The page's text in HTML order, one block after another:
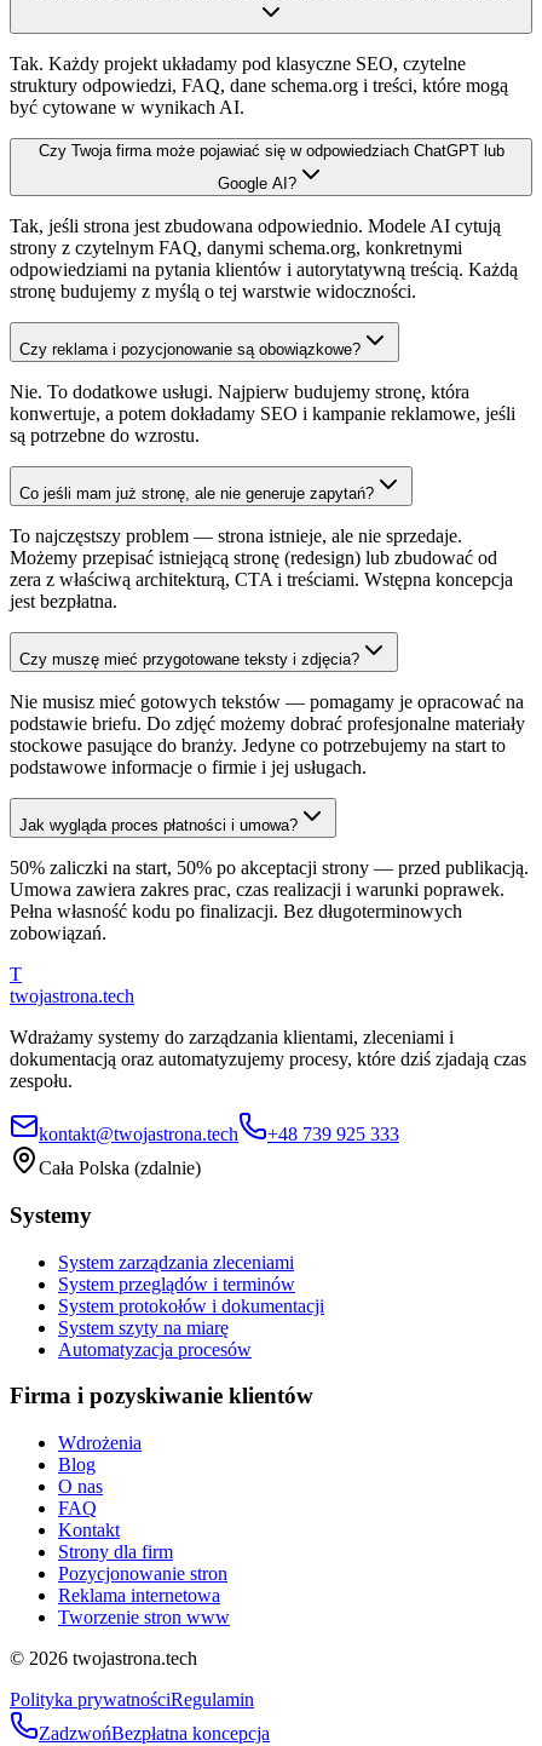
Tak. Każdy projekt układamy pod klasyczne SEO, czytelne
struktury odpowiedzi, FAQ, dane schema.org i treści, które mogą
być cytowane w wynikach AI.
Czy Twoja firma może pojawiać się w odpowiedziach ChatGPT lub
Google AI?
Tak, jeśli strona jest zbudowana odpowiednio. Modele AI cytują
strony z czytelnym FAQ, danymi schema.org, konkretnymi
odpowiedziami na pytania klientów i autorytatywną treścią. Każdą
stronę budujemy z myślą o tej warstwie widoczności.
Czy reklama i pozycjonowanie są obowiązkowe?
Nie. To dodatkowe usługi. Najpierw budujemy stronę, która
konwertuje, a potem dokładamy SEO i kampanie reklamowe, jeśli
są potrzebne do wzrostu.
Co jeśli mam już stronę, ale nie generuje zapytań?
To najczęstszy problem — strona istnieje, ale nie sprzedaje.
Możemy przepisać istniejącą stronę (redesign) lub zbudować od
zera z właściwą architekturą, CTA i treściami. Wstępna koncepcja
jest bezpłatna.
Czy muszę mieć przygotowane teksty i zdjęcia?
Nie musisz mieć gotowych tekstów — pomagamy je opracować na
podstawie briefu. Do zdjęć możemy dobrać profesjonalne materiały
stockowe pasujące do branży. Jedyne co potrzebujemy na start to
podstawowe informacje o firmie i jej usługach.
Jak wygląda proces płatności i umowa?
50% zaliczki na start, 50% po akceptacji strony — przed publikacją.
Umowa zawiera zakres prac, czas realizacji i warunki poprawek.
Pełna własność kodu po finalizacji. Bez długoterminowych
zobowiązań.
T
twojastrona.tech
Wdrażamy systemy do zarządzania klientami, zleceniami i
dokumentacją oraz automatyzujemy procesy, które dziś zjadają czas
zespołu.
kontakt@twojastrona.tech
+48 739 925 333
Cała Polska (zdalnie)
Systemy
System zarządzania zleceniami
System przeglądów i terminów
System protokołów i dokumentacji
System szyty na miarę
Automatyzacja procesów
Firma i pozyskiwanie klientów
Wdrożenia
Blog
O nas
FAQ
Kontakt
Strony dla firm
Pozycjonowanie stron
Reklama internetowa
Tworzenie stron www
© 2026 twojastrona.tech
Polityka prywatnościRegulamin
ZadzwońBezpłatna koncepcja